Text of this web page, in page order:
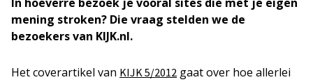
mening stroken? Die vraag stelden we de
bezoekers van KIJK.nl.
Het coverartikel van KIJK 5/2012 gaat over hoe allerlei